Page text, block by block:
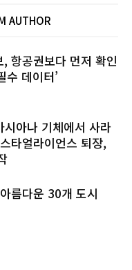
AUTHOR
항공권보다 먼저 확인
수 데이터’
아나 기체에서 사라
타얼라이언스 퇴장,
름다운 30개 도시